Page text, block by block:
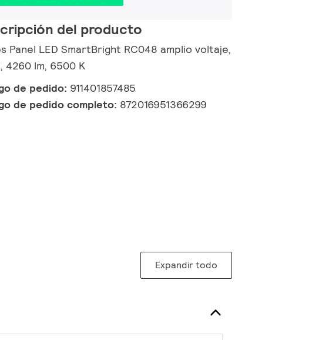
del producto
Panel LED SmartBright RC048 amplio voltaje,
4260 lm, 6500 K
de pedido: 911401857485
de pedido completo: 872016951366299
Expandir todo